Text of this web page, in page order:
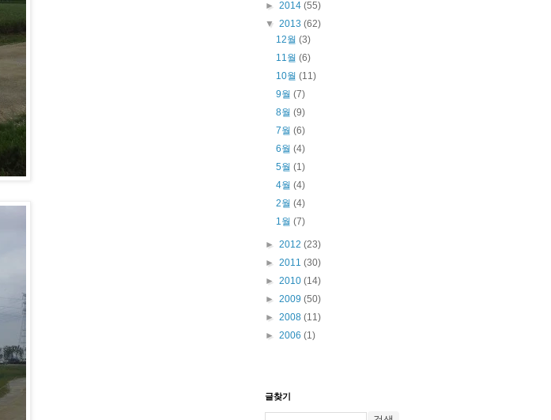
► 2014 (55)
▼ 2013 (62)
12월(3)
11월(6)
10월(11)
9월(7)
8월(9)
7월(6)
6월(4)
5월(1)
4월(4)
2월(4)
1월(7)
► 2012 (23)
► 2011 (30)
► 2010 (14)
► 2009 (50)
► 2008 (11)
► 2006 (1)
글찾기